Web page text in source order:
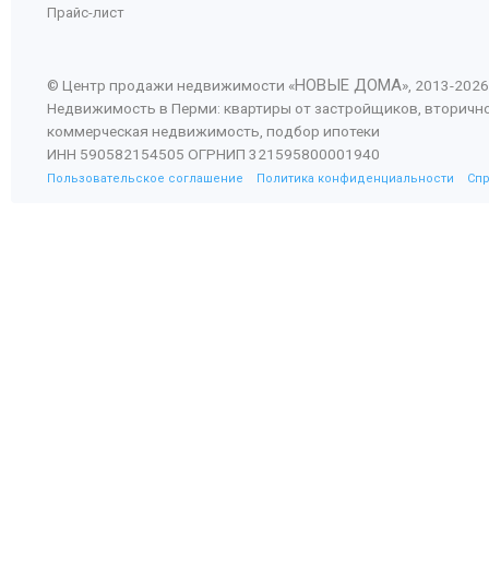
Прайс-лист
© Центр продажи недвижимости «НОВЫЕ ДОМА», 2013-2026
Недвижимость в Перми: квартиры от застройщиков,
коммерческая недвижимость, подбор ипотеки
ИНН 590582154505 ОГРНИП 321595800001940
Пользовательское соглашение Политика конфиденциальности